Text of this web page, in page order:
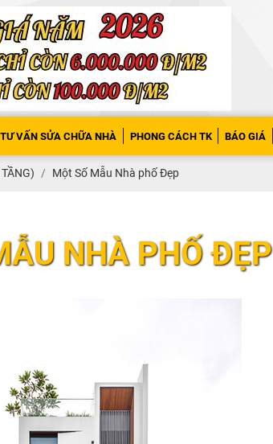
TƯ VẤN SỬA CHỮA NHÀ PHONG CÁCH TK BÁO GIÁ
Một Số Mẫu Nhà phố Đẹp
NHÀ PHỐ ĐẸP